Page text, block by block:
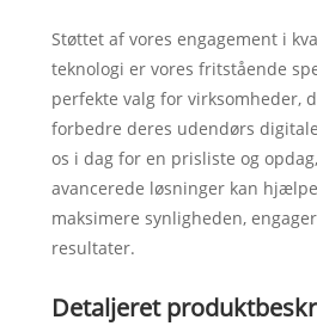
Støttet af vores engagement i
teknologi er vores fritstående
perfekte valg for virksomheder,
forbedre deres udendørs
os i dag for en prisliste og
avancerede løsninger kan
maksimere synligheden,
resultater.
Detaljeret